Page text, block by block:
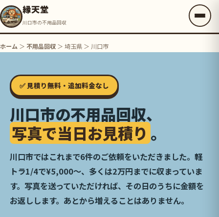
縁天堂
川口市の不用品回収
ホーム ＞ 不用品回収 ＞ 埼玉県 ＞ 川口市
✅ 見積り無料・追加料金なし
川口市の不用品回収、
写真で当日お見積り 。
川口市ではこれまで6件のご依頼をいただきました。軽
トラ1/4で¥5,000〜、多くは2万円までに収まっていま
す。写真を送っていただければ、その日のうちに金額を
お返しします。あとから増えることはありません。